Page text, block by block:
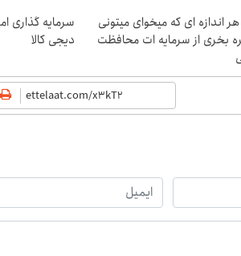
اندازه ای که میخوای میتونی
بخری از سرمایه ات محافظت
سرمایه گذاری
دیجی کالا